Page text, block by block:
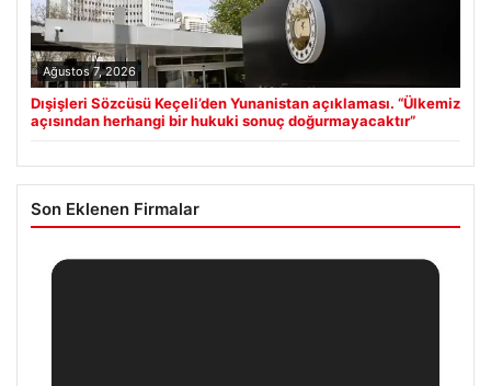
Ağustos 7, 2026
Dışişleri Sözcüsü Keçeli’den Yunanistan açıklaması. “Ülkemiz
açısından herhangi bir hukuki sonuç doğurmayacaktır”
Son Eklenen Firmalar